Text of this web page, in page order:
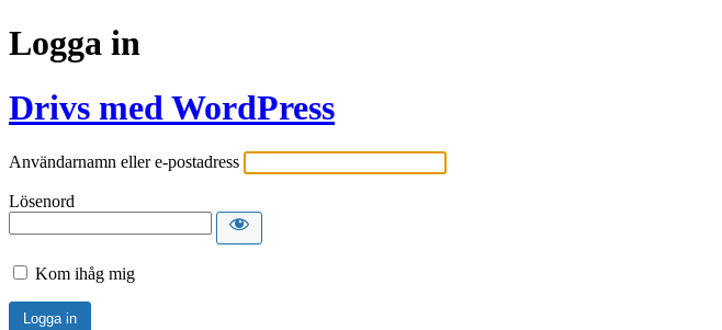
Logga in
Drivs med WordPress
Användarnamn eller e-postadress
Lösenord
Kom ihåg mig